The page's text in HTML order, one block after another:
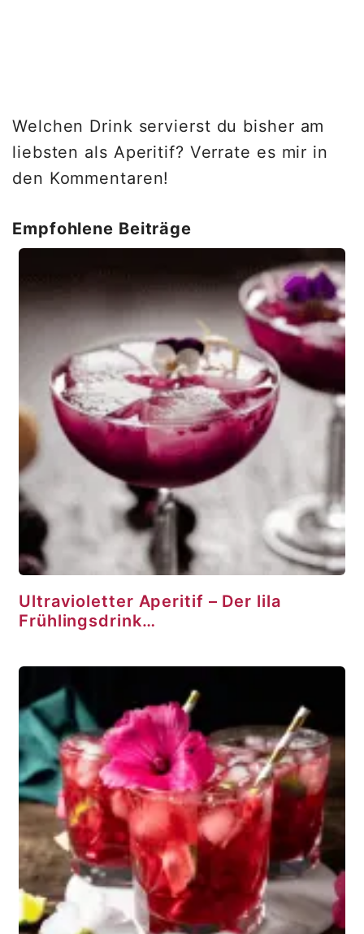
Welchen Drink servierst du bisher am
liebsten als Aperitif? Verrate es mir in
den Kommentaren!
Empfohlene Beiträge
Ultravioletter Aperitif – Der lila
Frühlingsdrink…